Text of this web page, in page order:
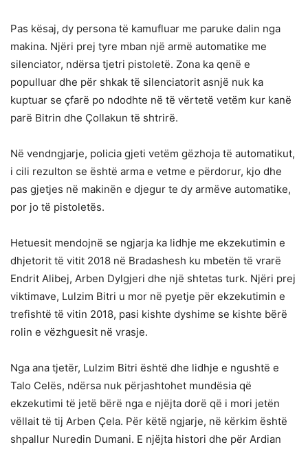
Pas kësaj, dy persona të kamufluar me paruke dalin nga
makina. Njëri prej tyre mban një armë automatike me
silenciator, ndërsa tjetri pistoletë. Zona ka qenë e
populluar dhe për shkak të silenciatorit asnjë nuk ka
kuptuar se çfarë po ndodhte në të vërtetë vetëm kur kanë
parë Bitrin dhe Çollakun të shtrirë.
Në vendngjarje, policia gjeti vetëm gëzhoja të automatikut,
i cili rezulton se është arma e vetme e përdorur, kjo dhe
pas gjetjes në makinën e djegur te dy armëve automatike,
por jo të pistoletës.
Hetuesit mendojnë se ngjarja ka lidhje me ekzekutimin e
dhjetorit të vitit 2018 në Bradashesh ku mbetën të vrarë
Endrit Alibej, Arben Dylgjeri dhe një shtetas turk. Njëri prej
viktimave, Lulzim Bitri u mor në pyetje për ekzekutimin e
trefishtë të vitin 2018, pasi kishte dyshime se kishte bërë
rolin e vëzhguesit në vrasje.
Nga ana tjetër, Lulzim Bitri është dhe lidhje e ngushtë e
Talo Celës, ndërsa nuk përjashtohet mundësia që
ekzekutimi të jetë bërë nga e njëjta dorë që i mori jetën
vëllait të tij Arben Çela. Për këtë ngjarje, në kërkim është
shpallur Nuredin Dumani. E njëjta histori dhe për Ardian